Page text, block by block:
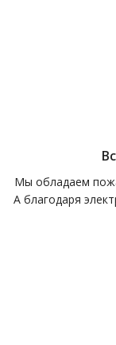
Мы обладаем
А благодаря